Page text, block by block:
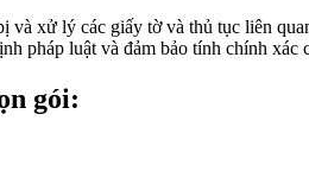
và xử lý các giấy tờ và thủ tục liên
pháp luật và đảm bảo tính chính xác
gói: